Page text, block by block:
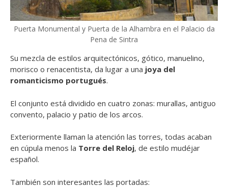
Puerta Monumental y Puerta de la Alhambra en el Palacio da
Pena de Sintra
Su mezcla de estilos arquitectónicos, gótico, manuelino,
morisco o renacentista, da lugar a una joya del
romanticismo portugués.
El conjunto está dividido en cuatro zonas: murallas, antiguo
convento, palacio y patio de los arcos.
Exteriormente llaman la atención las torres, todas acaban
en cúpula menos la Torre del Reloj, de estilo mudéjar
español.
También son interesantes las portadas: